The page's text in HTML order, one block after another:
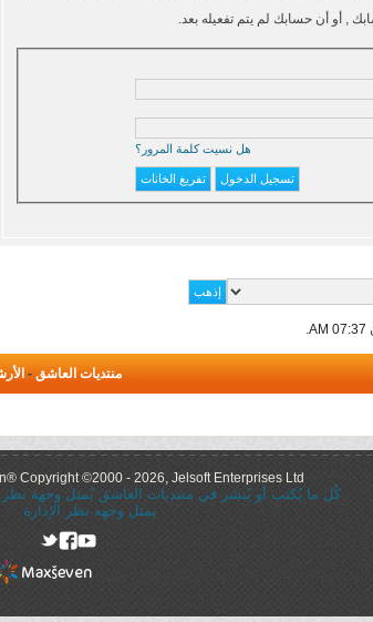
, أو أن حسابك لم يتم تفعيله بعد.
هل نسيت كلمة المرور؟
07:37 AM
.
منتديات العاشق -
Copyright ©2000 - 2026, Jelsoft Enterprises Ltd.
كُل ما يُكتب أو يُنشر في منتديات العاشق يُمثل وجهة نظر
يمثل وجهه نظر الإدارة